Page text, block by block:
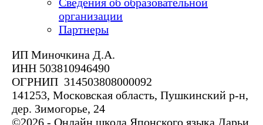
организации
Партнеры
ИП Миночкина Д.А.
ИНН 503810946490
ОГРНИП 314503808000092
141253, Московская область, Пушкинский р-н,
дер. Зимогорье, 24
©2026 - Онлайн школа Японского языка Дарьи